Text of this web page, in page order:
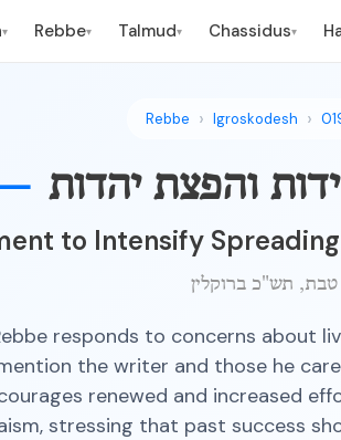
▾ Rebbe▾ Talmud▾ Chassidus▾
Rebbe Igroskodesh
והפצת יהדות
to Intensify
responds to concerns about
the writer and those he
renewed and increased
stressing that past success